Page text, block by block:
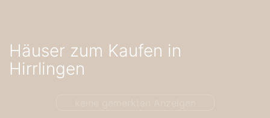
zur
Navigation
zum
Häuser zum Kaufen in
Hirrlingen